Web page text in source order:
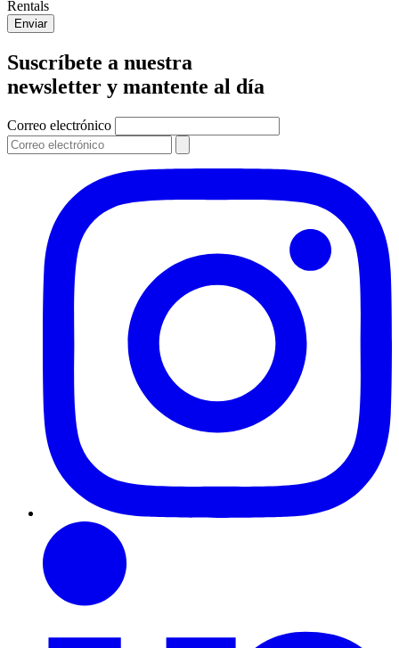
Rentals
Enviar
Suscríbete a nuestra
newsletter y mantente al día
Correo electrónico